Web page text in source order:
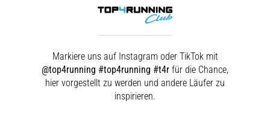
Markiere uns auf Instagram oder TikTok mit
@top4running #top4running #t4r für die Chance,
hier vorgestellt zu werden und andere Läufer zu
inspirieren.